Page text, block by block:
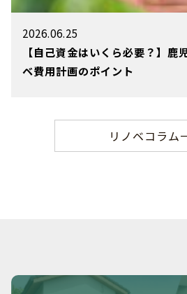
2026.06.25
【自己資金はいくら必要？】鹿
ベ費用計画のポイント
リノベコラム